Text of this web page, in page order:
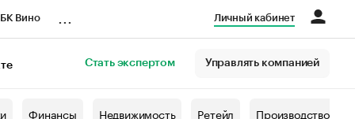
Вино Личный кабинет
Стать экспертом Управлять компанией
Финансы Недвижимость Ретейл Производство